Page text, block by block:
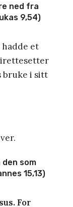
ned fra
9,54)
et
irettesetter
bruke i sitt
som
15,13)
For